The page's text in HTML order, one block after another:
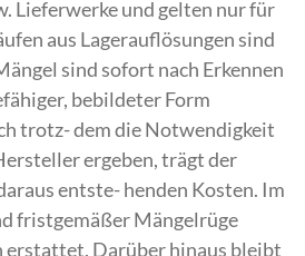
Lieferwerke und gelten nur für
aus Lagerauflösungen sind
sind sofort nach Erkennen
bebildeter Form
trotz- dem die Notwendigkeit
ergeben, trägt der
entste- henden Kosten. Im
fristgemäßer Mängelrüge
erstattet. Darüber hinaus bleibt